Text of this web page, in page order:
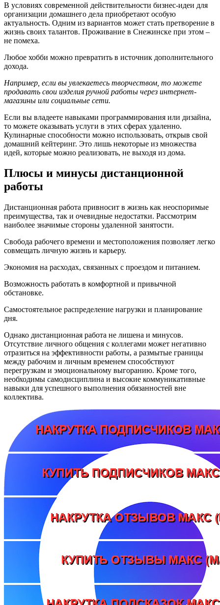
В условиях современной действительности бизнес-идеи для
организации домашнего дела приобретают особую
актуальность. Одним из вариантов может стать претворение в
жизнь своих талантов. Проживание в Снежинске при этом –
не помеха.
Любое хобби можно превратить в источник дополнительного
дохода.
Например, если вы увлекаетесь творчеством, то можете
продавать свои изделия ручной работы через интернет-
магазины или социальные сети.
Если вы владеете навыками программирования или дизайна,
то можете оказывать услуги в этих сферах удаленно.
Кулинарные способности можно использовать, открыв свой
домашний кейтеринг. Это лишь некоторые из множества
идей, которые можно реализовать, не выходя из дома.
Плюсы и минусы дистанционной
работы
Дистанционная работа привносит в жизнь как неоспоримые
преимущества, так и очевидные недостатки. Рассмотрим
наиболее значимые стороны удаленной занятости.
Свобода рабочего времени и местоположения позволяет легко
совмещать личную жизнь и карьеру.
Экономия на расходах, связанных с проездом и питанием.
Возможность работать в комфортной и привычной
обстановке.
Самостоятельное распределение нагрузки и планирование
дня.
Однако дистанционная работа не лишена и минусов.
Отсутствие личного общения с коллегами может негативно
отразиться на эффективности работы, а размытые границы
между рабочим и личным временем способствуют
перегрузкам и эмоциональному выгоранию. Кроме того,
необходимы самодисциплина и высокие коммуникативные
навыки для успешного выполнения обязанностей вне
коллектива.